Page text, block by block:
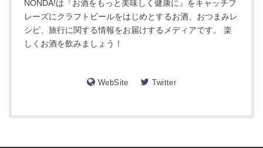
NONDA!は『お酒をもっと美味しく健康に』をキャッチフ
レーズにクラフトビールをはじめとするお酒、おつまみレ
シピ、旅行に関する情報をお届けするメディアです。 楽
しくお酒を飲みましょう！
WebSite Twitter